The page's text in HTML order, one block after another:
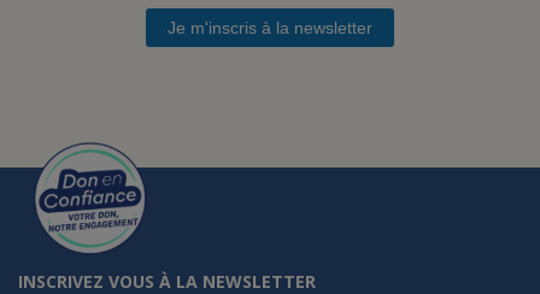
Je m'inscris à la newsletter
INSCRIVEZ VOUS À LA NEWSLETTER